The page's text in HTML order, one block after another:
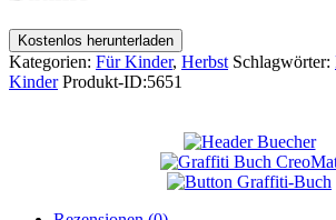
Kostenlos herunterladen
Kategorien: Für Kinder, Herbst Schlagwörter:
Kinder Produkt-ID:5651